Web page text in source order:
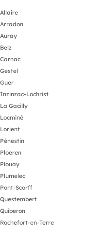
Allaire
Arradon
Auray
Belz
Carnac
Gestel
Guer
Inzinzac-Lochrist
La Gacilly
Locminé
Lorient
Pénestin
Ploeren
Plouay
Plumelec
Pont-Scorff
Questembert
Quiberon
Rochefort-en-Terre